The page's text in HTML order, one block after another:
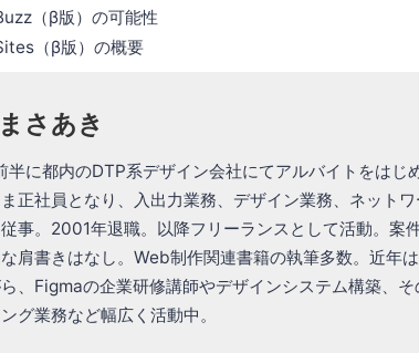
（β版）の可能性
（β版）の概要
さあき
半に都内のDTP系デザイン会社にてアルバイトをはじ
正社員となり、入出力業務、デザイン業務、ネット
事。2001年退職。以降フリーランスとして活動。案
肩書きはなし。Web制作関連書籍の執筆多数。近年
、Figmaの企業研修講師やデザインシステム構築、
グ業務など幅広く活動中。